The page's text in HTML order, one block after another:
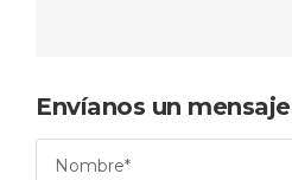
Envíanos un mensaje